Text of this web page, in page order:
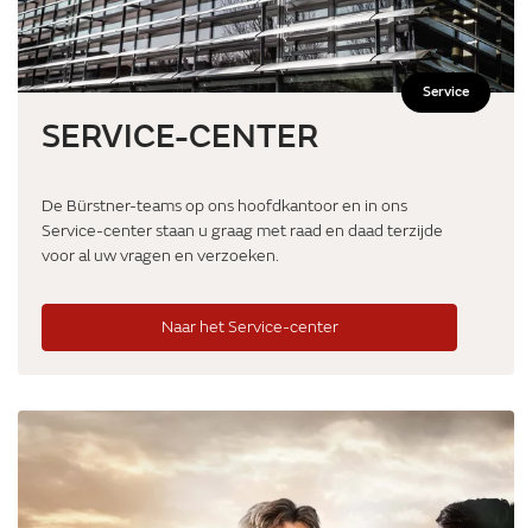
Service
SERVICE-CENTER
De Bürstner-teams op ons hoofdkantoor en in ons
Service-center staan u graag met raad en daad terzijde
voor al uw vragen en verzoeken.
Naar het Service-center